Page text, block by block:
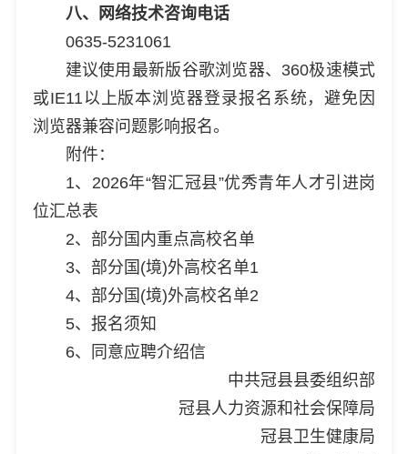
八、网络技术咨询电话
0635-5231061
建议使用最新版谷歌浏览器、360极速模式
或IE11以上版本浏览器登录报名系统，避免因
浏览器兼容问题影响报名。
附件：
1、2026年“智汇冠县”优秀青年人才引进岗
位汇总表
2、部分国内重点高校名单
3、部分国(境)外高校名单1
4、部分国(境)外高校名单2
5、报名须知
6、同意应聘介绍信
中共冠县县委组织部
冠县人力资源和社会保障局
冠县卫生健康局